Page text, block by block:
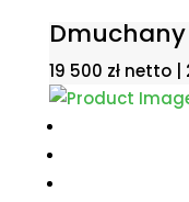
19 500 zł netto |